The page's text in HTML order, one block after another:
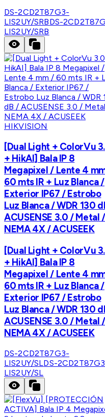
DS-2CD2T87G3-
LIS2UY/SRBDS-
LIS2UY/SRB
HIKVISION
[Dual Light + ColorVu
+ HikAI] Bala IP 8
Megapixel / Lente 4
60 mts IR + Luz Blanca /
Exterior IP67 / Estrobo
Luz Blanca / WDR 130
ACUSENSE 3.0 / Metal /
NEMA 4X / ACUSEEK
[Dual Light + ColorVu
+ HikAI] Bala IP 8
Megapixel / Lente 4
60 mts IR + Luz Blanca /
Exterior IP67 / Estrobo
Luz Blanca / WDR 130
ACUSENSE 3.0 / Metal /
NEMA 4X / ACUSEEK
DS-2CD2T87G3-
LIS2UY/SLDS-
LIS2UY/SL